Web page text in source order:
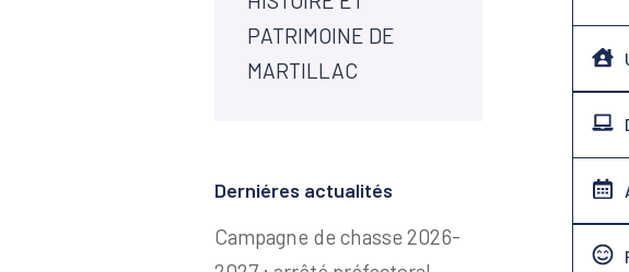
PATRIMOINE DE
MARTILLAC
Derniéres actualités
Campagne de chasse 2026-